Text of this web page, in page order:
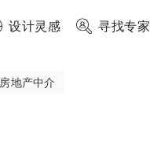
设计灵感 寻找专家
房地产中介